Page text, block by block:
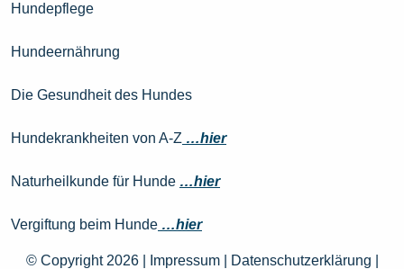
Hundepflege
Hundeernährung
Die Gesundheit des Hundes
Hundekrankheiten von A-Z …hier
Naturheilkunde für Hunde …hier
Vergiftung beim Hunde …hier
© Copyright 2026 | Impressum| Datenschutzerklärung